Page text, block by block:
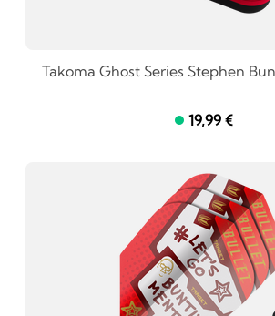
Takoma Ghost Series Stephen
19,99 €